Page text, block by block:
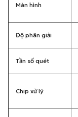
Màn hình
Độ phân giải
Tần số quét
Chip xử lý